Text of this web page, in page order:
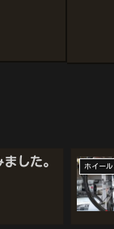
した。 ホイール